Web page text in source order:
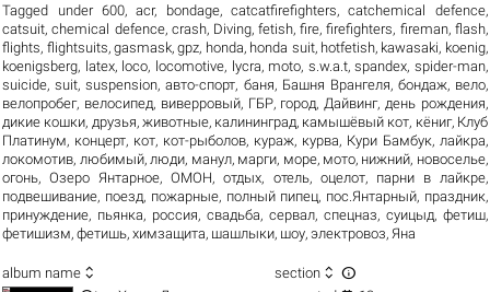
Tagged under 600,acr, bondage,catcatfirefighters,catchemical defence,
catsuit,chemical defence, crash, Diving,fetish,fire,firefighters, fireman, flash,
flights, flightsuits,gasmask,gpz, honda, honda suit, hotfetish, kawasaki, koenig,
koenigsberg, latex, loco, locomotive, lycra, moto, s.w.a.t,spandex, spider-man,
suicide,suit,suspension,авто-спорт, баня, Башня Врангеля, бондаж, вело,
велопробег, велосипед, виверровый, ГБР, город, Дайвинг, день рождения,
дикие кошки, друзья, животные, калининград, камышёвый кот, кёниг, Клуб
Платинум, концерт, кот, кот-рыболов, кураж, курва, Кури Бамбук, лайкра,
локомотив, любимый, люди, манул, марги, море, мото, нижний, новоселье,
огонь,Озеро Янтарное,ОМОН,отдых, отель, оцелот, парни в лайкре,
подвешивание, поезд, пожарные, полный пипец, пос.Янтарный, праздник,
принуждение, пьянка, россия,свадьба, сервал, спецназ, суицыд, фетиш,
фетишизм,фетишь,химзащита, шашлыки, шоу,электровоз, Яна
album name  section  